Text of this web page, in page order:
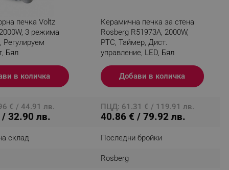
печка Voltz
3 режима
Регулируем
Бял
в количка
Керамична печка за стена
Rosberg R51973A, 2000W,
PTC, Таймер, Дист.
управление, LED, Бял
Добави в количка
€ / 44.91 лв.
32.90 лв.
ПЦД: 61.31 € / 119.91 лв.
40.86 € / 79.92 лв.
склад Последни бройки
Rosberg
visitors. The lifetime
visitor sessions
is asked for web push
is a test user and can